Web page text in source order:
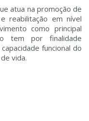
atua na promoção de
reabilitação em nível
como principal
tem por finalidade
funcional do
vida.